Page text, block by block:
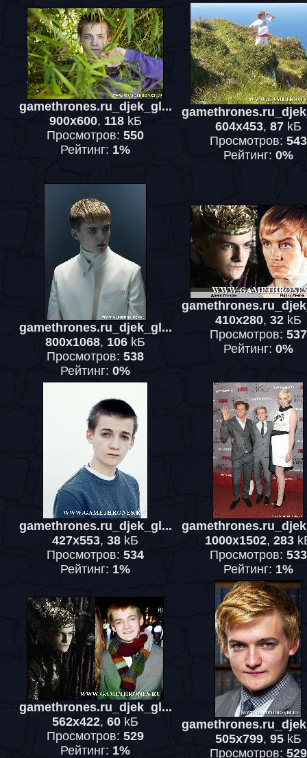
gamethrones.ru_djek_gl...
900x600, 118kБ
Просмотров: 550
Рейтинг: 1%
604x453, 87kБ
Просмотров: 543
Рейтинг: 0%
gamethrones.ru_djek_gl...
800x1068, 106 kБ
Просмотров: 538
Рейтинг: 0%
410x280, 32kБ
Просмотров: 537
Рейтинг: 0%
gamethrones.ru_djek_gl...
427x553, 38 kБ
Просмотров: 534
Рейтинг: 1%
1000x1502, 283
Просмотров: 533
Рейтинг: 1%
gamethrones.ru_djek_gl...
562x422, 60 kБ
Просмотров: 529
Рейтинг: 1%
505x799, 95kБ
Просмотров: 529